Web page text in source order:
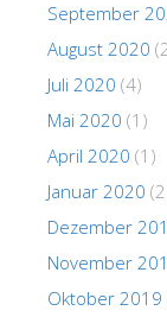
September
August 2020
Juli 2020 (4)
Mai 2020 (1)
April 2020 (1)
Januar 2020
Dezember
November
Oktober 2019